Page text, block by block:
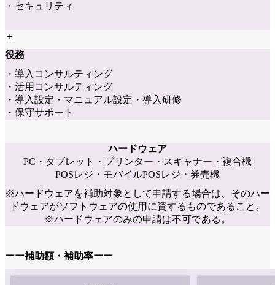
・セキュリティ
＋
役務
・導入コンサルティング
・活用コンサルティング
・導入設定・マニュアル設定・導入研修
・保守サポート
ハードウェア
PC・タブレット・プリンター・スキャナー・複合機
POSレジ・モバイルPOSレジ・券売機
※ハードウェアを補助対象として申請する場合は、そのハー
ドウェアがソフトウェアの使用に資するものであること。
※ハードウェアのみの申請は不可である。
ーー補助額・補助率ーー